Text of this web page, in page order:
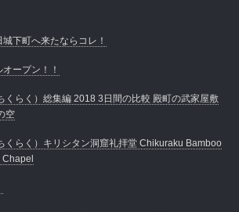
下町へ来たならコレ！
ープン！！
くらく）総集編 2018 3日間の比較 殿町の武家屋敷
空
くらく）キリシタン洞窟礼拝堂 Chikuraku Bamboo
Chapel